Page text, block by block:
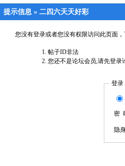
提示信息 » 二四六天天好彩
您没有登录或者您没有权限访问此页面
帖子ID非法
您还不是论坛会员,请先登录
登录
密
隐